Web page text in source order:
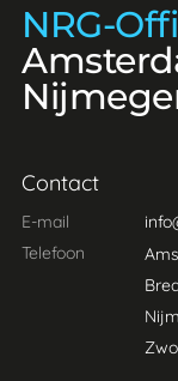
NRG-
Contact
E-mail
Telefoon